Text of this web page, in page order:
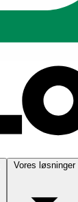
Vores løsninger